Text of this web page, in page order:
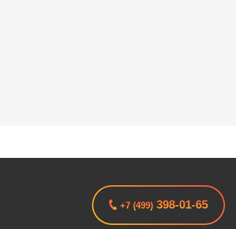
+7 (499) 398-01-65